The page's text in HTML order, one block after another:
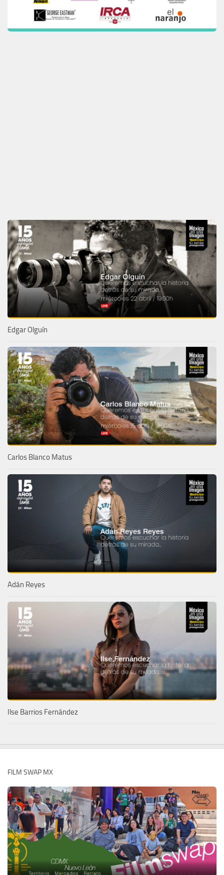
Edgar Olguín
Carlos Blanco Matus
Adán Reyes
Ilse Barrios Fernández
FILM SWAP MX